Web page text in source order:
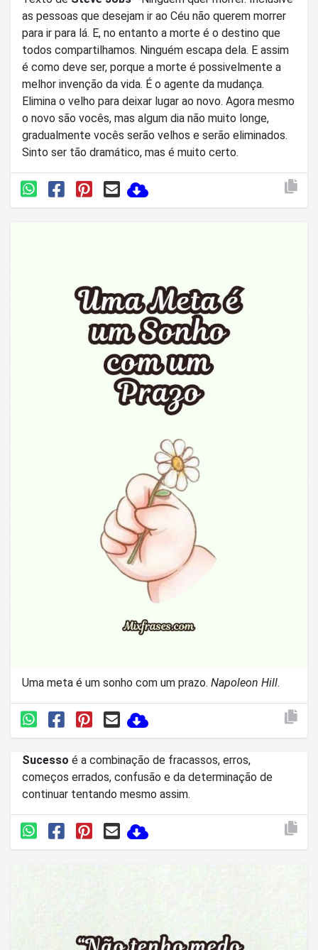
as pessoas que desejam ir ao Céu não querem morrer
para ir para lá. E, no entanto a morte é o destino que
todos compartilhamos. Ninguém escapa dela. E assim
é como deve ser, porque a morte é possivelmente a
melhor invenção da vida. É o agente da mudança.
Elimina o velho para deixar lugar ao novo. Agora mesmo
o novo são vocês, mas algum dia não muito longe,
gradualmente vocês serão velhos e serão eliminados.
Sinto ser tão dramático, mas é muito certo.
Uma meta é um sonho com um prazo. Napoleon Hill.
Sucesso é a combinação de fracassos, erros,
começos errados, confusão e da determinação de
continuar tentando mesmo assim.